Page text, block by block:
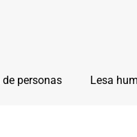
de personas Lesa